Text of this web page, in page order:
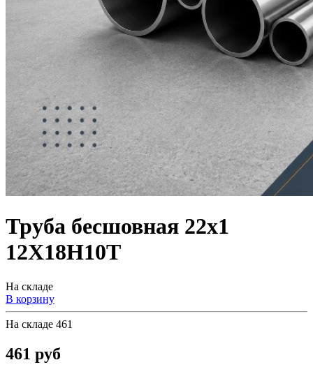
Труба бесшовная 22х1
12Х18Н10Т
На складе
В корзину
На складе 461
461 руб